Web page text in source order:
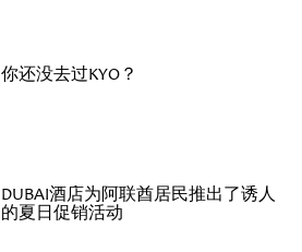
你还没去过KYO？
DUBAI酒店为阿联酋居民推出了诱人
的夏日促销活动